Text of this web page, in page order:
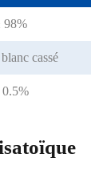
98%
cassé
0.5%